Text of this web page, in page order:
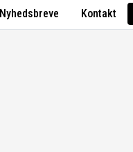
Nyhedsbreve Kontakt